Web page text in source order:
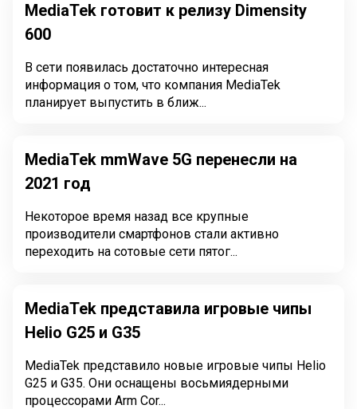
MediaTek готовит к релизу Dimensity
600
В сети появилась достаточно интересная
информация о том, что компания MediaTek
планирует выпустить в ближ...
MediaTek mmWave 5G перенесли на
2021 год
Некоторое время назад все крупные
производители смартфонов стали активно
переходить на сотовые сети пятог...
MediaTek представила игровые чипы
Helio G25 и G35
MediaTek представило новые игровые чипы Helio
G25 и G35. Они оснащены восьмиядерными
процессорами Arm Cor...